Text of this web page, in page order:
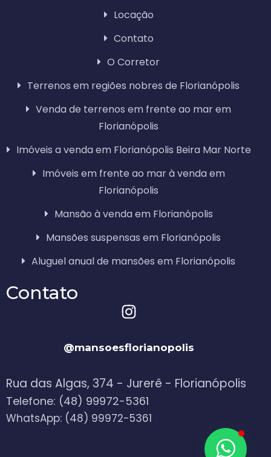
Locação
Contato
O Corretor
Terrenos em regiões nobres de Florianópolis
Venda de terrenos em frente ao mar em
Florianópolis
Imóveis a venda em Florianópolis Beira Mar Norte
Imóveis em frente ao mar à venda em
Florianópolis
Mansão à venda em Florianópolis
Mansões suspensas em Florianópolis
Aluguel anual de mansões em Florianópolis
Contato
@mansoesflorianopolis
Rua das Algas, 374 - Jurerê - Florianópolis
Telefone: (48) 99972-5361
WhatsApp: (48) 99972-5361